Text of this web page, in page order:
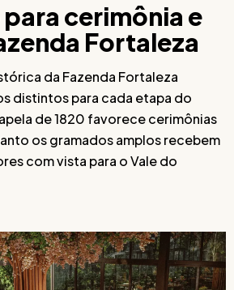
cerimônia e
Fortaleza
da Fazenda Fortaleza
distintos para cada etapa do
de 1820 favorece cerimônias
os gramados amplos recebem
com vista para o Vale do